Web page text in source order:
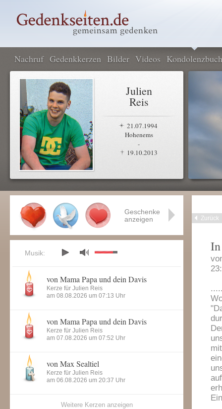
Nachruf Gedenkkerzen Bilder Videos Kondolenzbuch
Julien
Reis
21.07.1994
Hohenems
-
19.10.2013
Zurück
Geschenke
anzeigen
Musik:
von Mama Papa und dein Davis
Kerze für Julien Reis
am 08.08.2026 um 07:13 Uhr
von Mama Papa und dein Davis
Kerze für Julien Reis
am 07.08.2026 um 07:52 Uhr
von Max Sealtiel
Kerze für Julien Reis
am 06.08.2026 um 20:37 Uhr
Weitere Kerzen anzeigen